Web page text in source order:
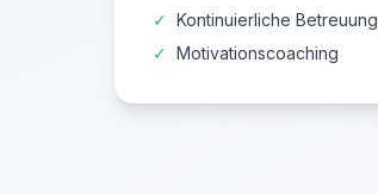
✓ Kontinuierliche Betreuung
✓ Motivationscoaching